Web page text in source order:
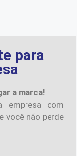
para
a marca!
empresa com
você não perde